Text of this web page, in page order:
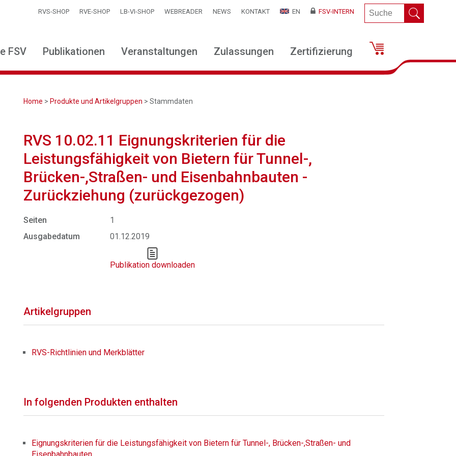
RVS-SHOP RVE-SHOP LB-VI-SHOP WEBREADER NEWS KONTAKT EN FSV-INTERN
FSV Publikationen Veranstaltungen Zulassungen Zertifizierung
Home > Produkte und Artikelgruppen > Stammdaten
RVS 10.02.11 Eignungskriterien für die
Leistungsfähigkeit von Bietern für Tunnel-,
Brücken-,Straßen- und Eisenbahnbauten -
Zurückziehung (zurückgezogen)
Seiten
1
Ausgabedatum
01.12.2019
Publikation downloaden
Artikelgruppen
RVS-Richtlinien und Merkblätter
In folgenden Produkten enthalten
Eignungskriterien für die Leistungsfähigkeit von Bietern für Tunnel-, Brücken-,Straßen- und